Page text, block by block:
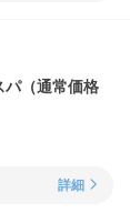
パ（通常価格
詳細